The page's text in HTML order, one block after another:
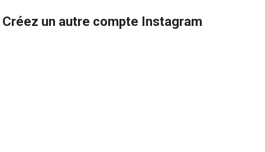
Créez un autre compte Instagram